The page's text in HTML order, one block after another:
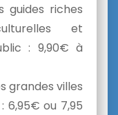
guides riches
et
: 9,90€ à
grandes villes
6,95€ ou 7,95